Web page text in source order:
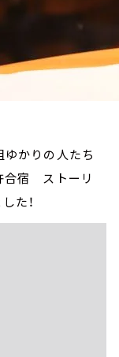
ゆかりの人たち
合宿 ストーリ
た！